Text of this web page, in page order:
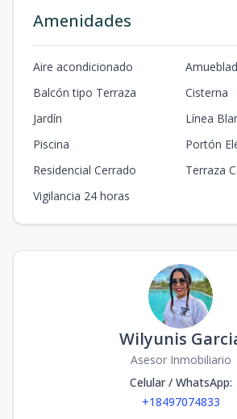
Amenidades
Aire acondicionado
Balcón tipo Terraza
Cisterna
Jardín
Línea
Piscina
Portón
Residencial Cerrado
Terraza
Vigilancia 24 horas
Wilyunis
Asesor Inmobiliario
Celular / WhatsApp:
+18497074833